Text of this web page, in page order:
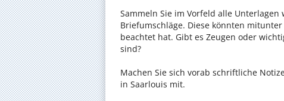
Sammeln Sie im Vorfeld alle
Briefumschläge. Diese könnten
beachtet hat. Gibt es Zeugen oder
sind?
Machen Sie sich vorab schriftliche
in Saarlouis mit.